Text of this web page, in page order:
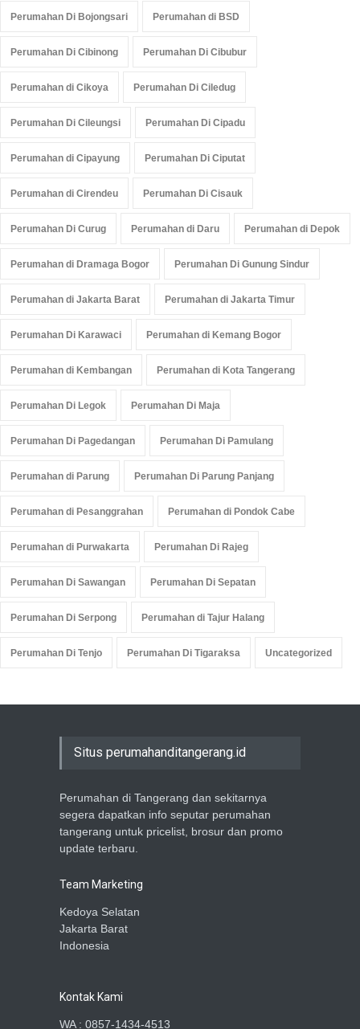
Perumahan Di Bojongsari Perumahan di BSD
Perumahan Di Cibinong Perumahan Di Cibubur
Perumahan di Cikoya Perumahan Di Ciledug
Perumahan Di Cileungsi Perumahan Di Cipadu
Perumahan di Cipayung Perumahan Di Ciputat
Perumahan di Cirendeu Perumahan Di Cisauk
Perumahan Di Curug Perumahan di Daru Perumahan di Depok
Perumahan di Dramaga Bogor Perumahan Di Gunung Sindur
Perumahan di Jakarta Barat Perumahan di Jakarta Timur
Perumahan Di Karawaci Perumahan di Kemang Bogor
Perumahan di Kembangan Perumahan di Kota Tangerang
Perumahan Di Legok Perumahan Di Maja
Perumahan Di Pagedangan Perumahan Di Pamulang
Perumahan di Parung Perumahan Di Parung Panjang
Perumahan di Pesanggrahan Perumahan di Pondok Cabe
Perumahan di Purwakarta Perumahan Di Rajeg
Perumahan Di Sawangan Perumahan Di Sepatan
Perumahan Di Serpong Perumahan di Tajur Halang
Perumahan Di Tenjo Perumahan Di Tigaraksa Uncategorized
Situs perumahanditangerang.id
Perumahan di Tangerang dan sekitarnya
segera dapatkan info seputar perumahan
tangerang untuk pricelist, brosur dan promo
update terbaru.
Team Marketing
Kedoya Selatan
Jakarta Barat
Indonesia
Kontak Kami
WA : 0857-1434-4513